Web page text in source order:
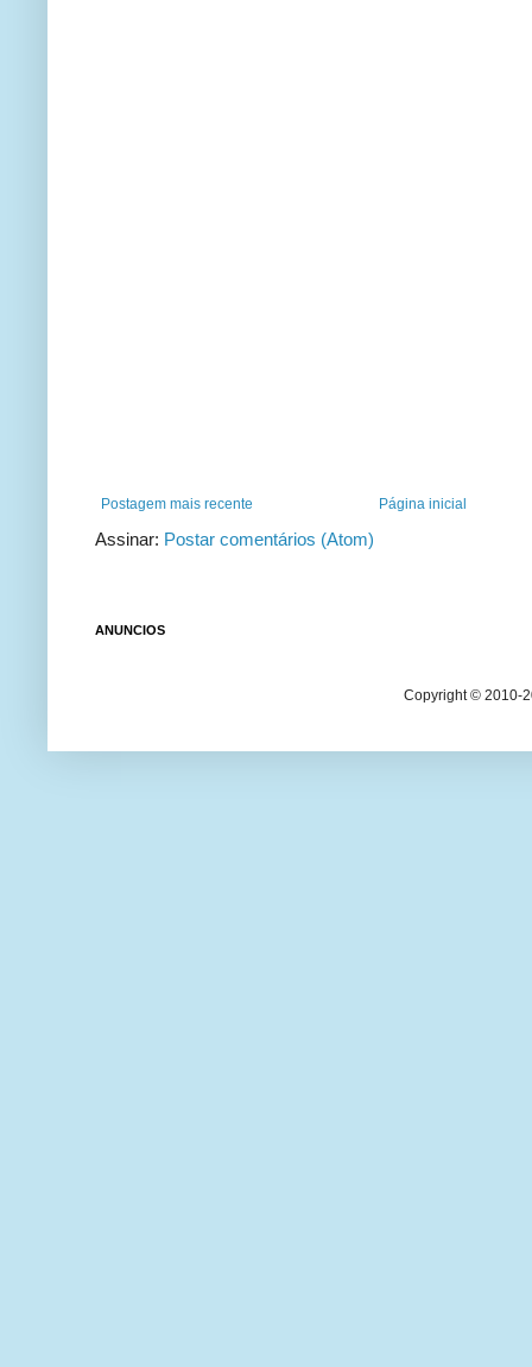
Postagem mais recente Página inicial
Assinar: Postar comentários (Atom)
ANUNCIOS
Copyright © 2010-